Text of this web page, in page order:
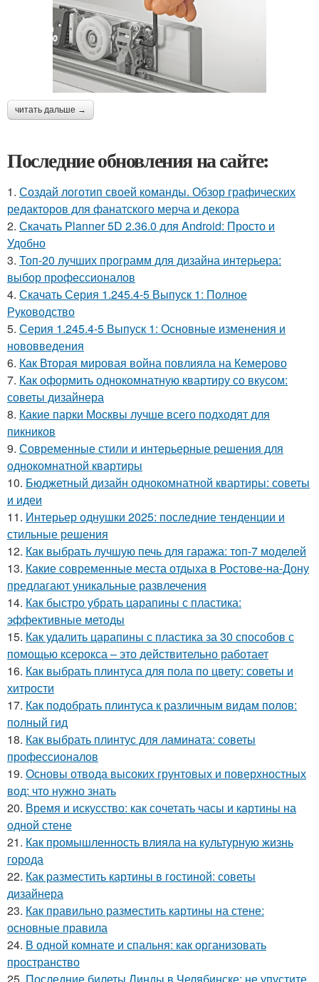
читать дальше →
Последние обновления на сайте:
1. Создай логотип своей команды. Обзор графических
редакторов для фанатского мерча и декора
2. Скачать Planner 5D 2.36.0 для Android: Просто и
Удобно
3. Топ-20 лучших программ для дизайна интерьера:
выбор профессионалов
4. Скачать Серия 1.245.4-5 Выпуск 1: Полное
Руководство
5. Серия 1.245.4-5 Выпуск 1: Основные изменения и
нововведения
6. Как Вторая мировая война повлияла на Кемерово
7. Как оформить однокомнатную квартиру со вкусом:
советы дизайнера
8. Какие парки Москвы лучше всего подходят для
пикников
9. Современные стили и интерьерные решения для
однокомнатной квартиры
10. Бюджетный дизайн однокомнатной квартиры: советы
и идеи
11. Интерьер однушки 2025: последние тенденции и
стильные решения
12. Как выбрать лучшую печь для гаража: топ-7 моделей
13. Какие современные места отдыха в Ростове-на-Дону
предлагают уникальные развлечения
14. Как быстро убрать царапины с пластика:
эффективные методы
15. Как удалить царапины с пластика за 30 способов с
помощью ксерокса – это действительно работает
16. Как выбрать плинтуса для пола по цвету: советы и
хитрости
17. Как подобрать плинтуса к различным видам полов:
полный гид
18. Как выбрать плинтус для ламината: советы
профессионалов
19. Основы отвода высоких грунтовых и поверхностных
вод: что нужно знать
20. Время и искусство: как сочетать часы и картины на
одной стене
21. Как промышленность влияла на культурную жизнь
города
22. Как разместить картины в гостиной: советы
дизайнера
23. Как правильно разместить картины на стене:
основные правила
24. В одной комнате и спальня: как организовать
пространство